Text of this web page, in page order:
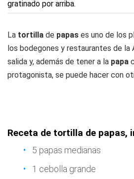
La tortilla de papas es uno de los
los bodegones y restaurantes de la
salida y, además de tener a la papa
protagonista, se puede hacer con
Receta de tortilla de papas,
5 papas medianas
1 cebolla grande